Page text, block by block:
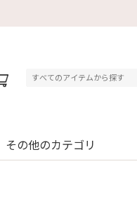
その他のカテゴリ